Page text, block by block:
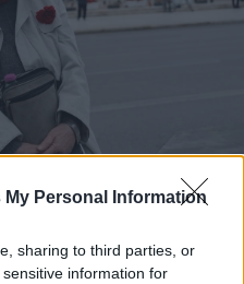
My Personal Information
sharing to third parties, or
information for
Όλγα με το γαρύφαλλό
εδώ για όσους δεν
σε μια καρέκλα, κρατούσε